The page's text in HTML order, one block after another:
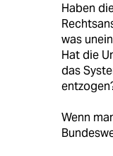
Haben
was
Hat die
das
Wenn